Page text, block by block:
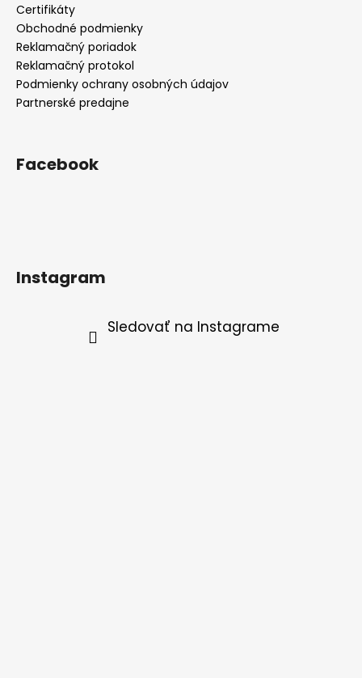
Certifikáty
Obchodné podmienky
Reklamačný poriadok
Reklamačný protokol
Podmienky ochrany osobných údajov
Partnerské predajne
Facebook
Instagram
Sledovať na Instagrame